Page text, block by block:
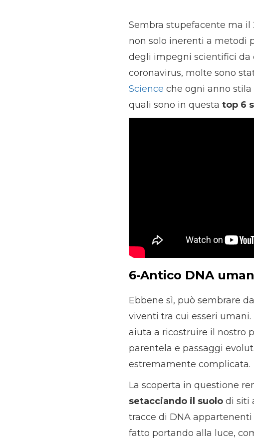
Sembra stupefacente ma il
non solo inerenti a metodi
degli impegni scientifici da
coronavirus, molte sono
Science che ogni anno stila
quali sono in questa top 6
6-Antico DNA
Ebbene sì, può sembrare
viventi tra cui esseri
aiuta a ricostruire il nostro
parentela e passaggi
estremamente complicata.
La scoperta in questione
setacciando il suolodi siti
tracce di DNA
fatto portando alla luce,